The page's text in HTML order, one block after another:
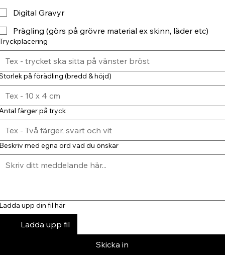
Digital Gravyr
Prägling (görs på grövre material ex skinn, läder etc)
på förädling (bredd & höjd)
färger på tryck
med egna ord vad du önskar
upp din fil här
Ladda upp fil
Skicka in